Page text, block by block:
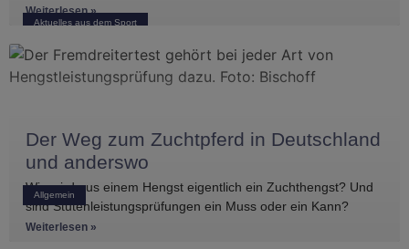
Aktuelles aus dem Sport
mehreren vorderen Platzierungen überzeugen. Frederik
Koitka erreichte
Weiterlesen »
Allgemein
Der Weg zum Zuchtpferd in Deutschland
und anderswo
Wie wird aus einem Hengst eigentlich ein Zuchthengst? Und
sind Stutenleistungsprüfungen ein Muss oder ein Kann?
Einblicke in die Regelwerke
Weiterlesen »